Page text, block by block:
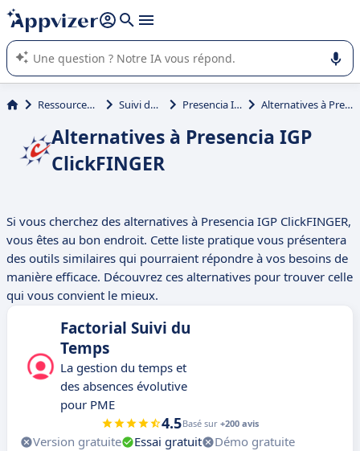
répondre (plusieurs lignes avec
L'IA de Appvizer vous guide dans l'utilisation ou la sélection de
logiciel SaaS en entreprise.
Ressources Humaines (RH) Suivi des présences Presencia IGP ClickFINGER Alternatives à Presencia IGP ClickFINGER
Alternatives à Presencia IGP
ClickFINGER
Si vous cherchez des alternatives à Presencia IGP ClickFINGER,
vous êtes au bon endroit. Cette liste pratique vous présentera
des outils similaires qui pourraient répondre à vos besoins de
manière efficace. Découvrez ces alternatives pour trouver celle
qui vous convient le mieux.
Factorial Suivi du
Temps
La gestion du temps et
des absences évolutive
pour PME
4.5Basé sur +200 avis
Version gratuite Essai gratuit
Démo gratuite